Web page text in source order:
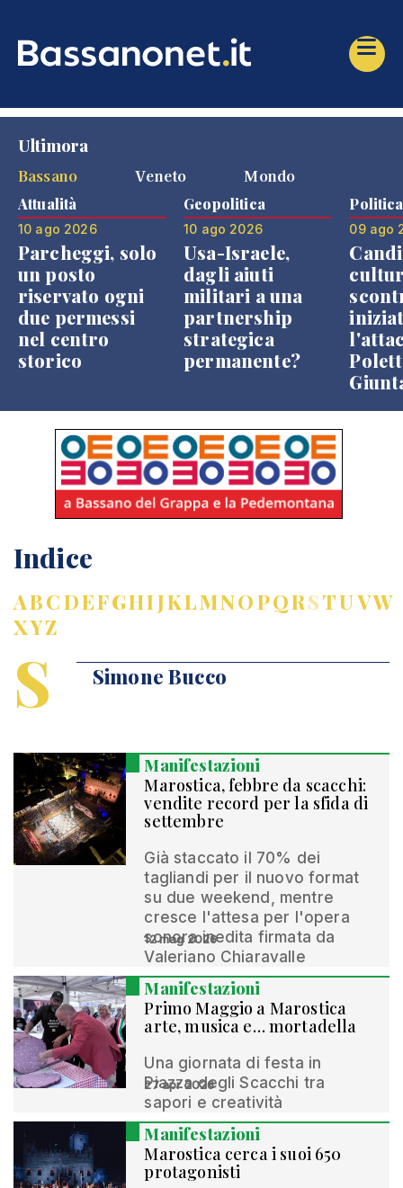
Ultimora
Bassano
Veneto Mondo
Attualità
10 ago 2026
Parcheggi, solo
un posto
riservato ogni
due permessi
nel centro
storico
Geopolitica
10 ago 2026
Usa-Israele,
dagli aiuti
militari a una
partnership
strategica
permanente?
Politica
09 ago
Indice
ABCDEFGHIJKLMNOPQRSTUVW
XYZ
S Simone Bucco
Manifestazioni
Marostica, febbre da scacchi:
vendite record per la sfida di
settembre
Già staccato il 70% dei
tagliandi per il nuovo format
su due weekend, mentre
cresce l'attesa per l'opera
sonora inedita firmata da
Valeriano Chiaravalle
12 mag 2026
Manifestazioni
Primo Maggio a Marostica
arte, musica e… mortadella
Una giornata di festa in
Piazza degli Scacchi tra
sapori e creatività
27 apr 2026
Manifestazioni
Marostica cerca i suoi 650
protagonisti